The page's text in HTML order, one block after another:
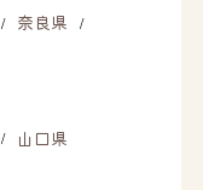
/ 奈良県 /
/ 山口県